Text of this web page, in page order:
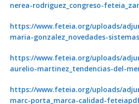
nerea-rodriguez_congreso-
https://www.feteia.org/uploads/
maria-gonzalez_novedades-
https://www.feteia.org/uploads/
aurelio-martinez_tendencias-del-
https://www.feteia.org/uploads/
marc-porta_marca-calidad-